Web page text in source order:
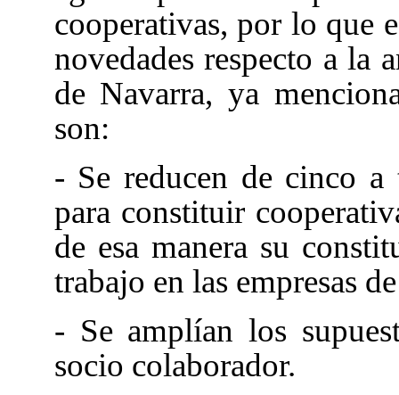
cooperativas, por lo que
novedades respecto a la
de Navarra, ya
son:
- Se reducen de cinco
para constituir
de esa manera su
trabajo en las empresas
- Se amplían los
socio colaborador.